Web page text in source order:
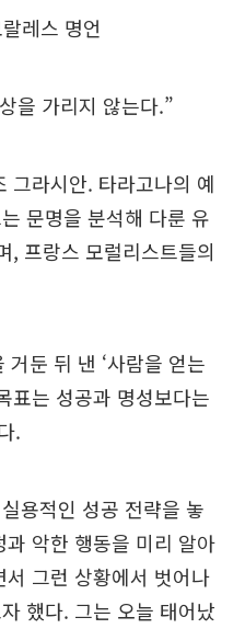
레스 명언
을 가리지 않는다.”
그라시안. 타라고나의 예
문명을 분석해 다룬 유
, 프랑스 모럴리스트들의
둔 뒤 낸 ‘사람을 얻는
표는 성공과 명성보다는
.
용적인 성공 전략을 놓
악한 행동을 미리 알아
그런 상황에서 벗어나
했다. 그는 오늘 태어났